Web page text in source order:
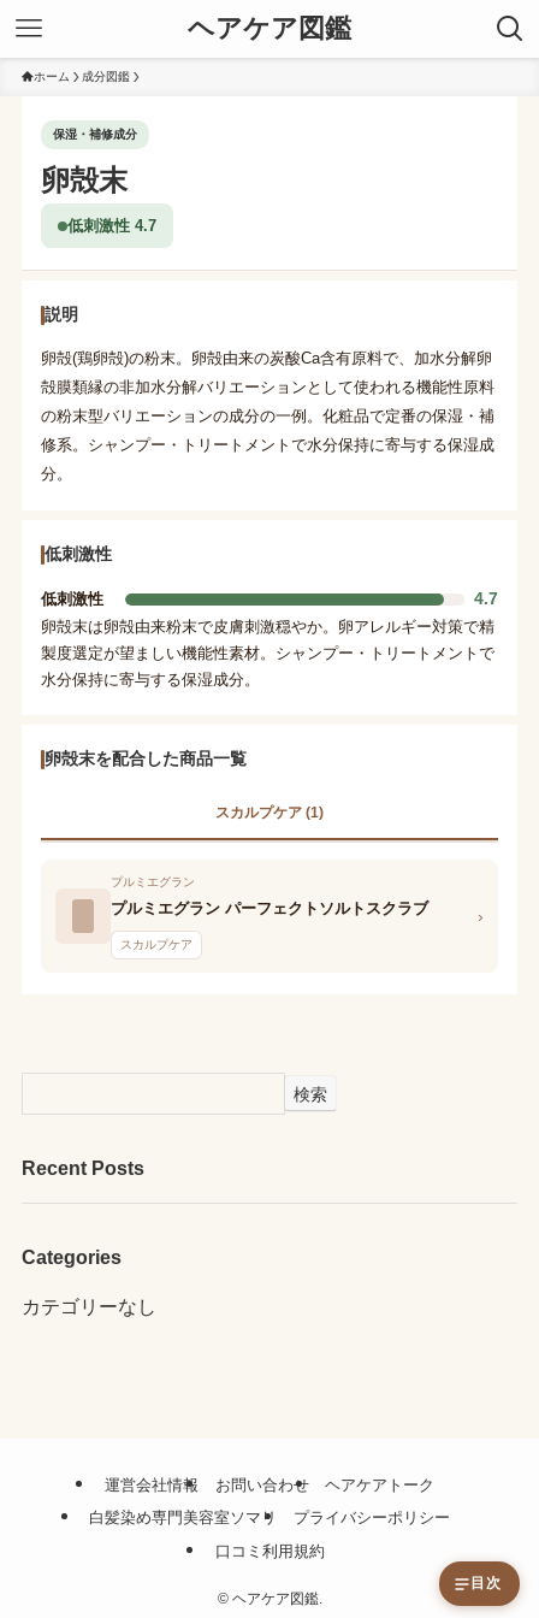
ヘアケア図鑑
ホーム 成分図鑑
保湿・補修成分
卵殻末
低刺激性 4.7
説明
卵殻(鶏卵殻)の粉末。卵殻由来の炭酸Ca含有原料で、加水分解卵
殻膜類縁の非加水分解バリエーションとして使われる機能性原料
の粉末型バリエーションの成分の一例。化粧品で定番の保湿・補
修系。シャンプー・トリートメントで水分保持に寄与する保湿成
分。
低刺激性
低刺激性 4.7
卵殻末は卵殻由来粉末で皮膚刺激穏やか。卵アレルギー対策で精
製度選定が望ましい機能性素材。シャンプー・トリートメントで
水分保持に寄与する保湿成分。
卵殻末を配合した商品一覧
スカルプケア (1)
プルミエグラン
プルミエグラン パーフェクトソルトスクラブ
スカルプケア
›
検索
Recent Posts
Categories
カテゴリーなし
運営会社情報 お問い合わせ
ヘアケアトーク
白髪染め専門美容室ソマリ
プライバシーポリシー
口コミ利用規約
©ヘアケア図鑑.
目次